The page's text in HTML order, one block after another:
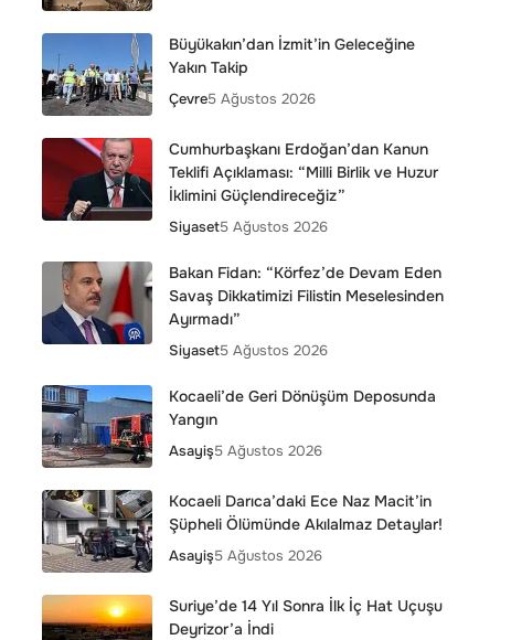
Büyükakın’dan İzmit’in Geleceğine
Yakın Takip
Çevre5 Ağustos 2026
Cumhurbaşkanı Erdoğan’dan Kanun
Teklifi Açıklaması: “Milli Birlik ve Huzur
İklimini Güçlendireceğiz”
Siyaset5 Ağustos 2026
Bakan Fidan: “Körfez’de Devam Eden
Savaş Dikkatimizi Filistin Meselesinden
Ayırmadı”
Siyaset5 Ağustos 2026
Kocaeli’de Geri Dönüşüm Deposunda
Yangın
Asayiş5 Ağustos 2026
Kocaeli Darıca’daki Ece Naz Macit’in
Şüpheli Ölümünde Akılalmaz Detaylar!
Asayiş5 Ağustos 2026
Suriye’de 14 Yıl Sonra İlk İç Hat Uçuşu
Deyrizor’a İndi